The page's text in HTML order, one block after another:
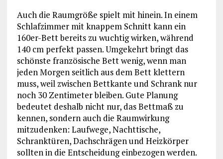
Auch die Raumgröße spielt mit hinein. In einem
Schlafzimmer mit knappem Schnitt kann ein
160er-Bett bereits zu wuchtig wirken, während
140 cm perfekt passen. Umgekehrt bringt das
schönste französische Bett wenig, wenn man
jeden Morgen seitlich aus dem Bett klettern
muss, weil zwischen Bettkante und Schrank nur
noch 30 Zentimeter bleiben. Gute Planung
bedeutet deshalb nicht nur, das Bettmaß zu
kennen, sondern auch die Raumwirkung
mitzudenken: Laufwege, Nachttische,
Schranktüren, Dachschrägen und Heizkörper
sollten in die Entscheidung einbezogen werden.